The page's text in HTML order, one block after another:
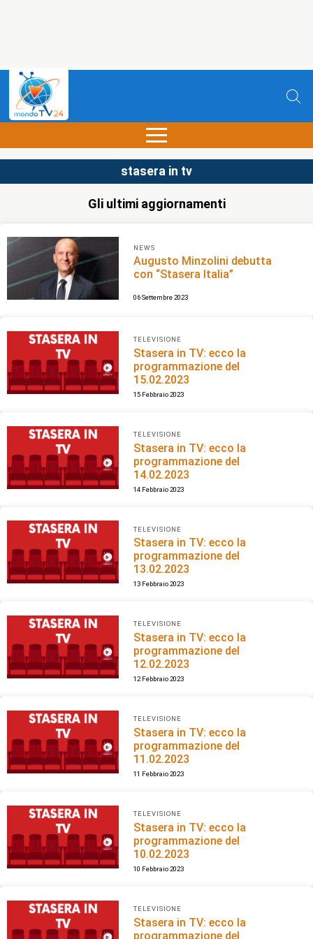
stasera in tv
Gli ultimi aggiornamenti
NEWS
Augusto Minzolini debutta
con “Stasera Italia”
06 Settembre 2023
TELEVISIONE
Stasera in TV: ecco la
programmazione del
15.02.2023
15 Febbraio 2023
TELEVISIONE
Stasera in TV: ecco la
programmazione del
14.02.2023
14 Febbraio 2023
TELEVISIONE
Stasera in TV: ecco la
programmazione del
13.02.2023
13 Febbraio 2023
TELEVISIONE
Stasera in TV: ecco la
programmazione del
12.02.2023
12 Febbraio 2023
TELEVISIONE
Stasera in TV: ecco la
programmazione del
11.02.2023
11 Febbraio 2023
TELEVISIONE
Stasera in TV: ecco la
programmazione del
10.02.2023
10 Febbraio 2023
TELEVISIONE
Stasera in TV: ecco la
programmazione del